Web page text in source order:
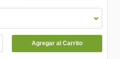
Agregar al Carrito